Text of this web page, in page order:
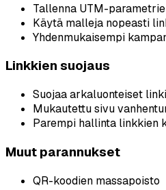
Tallenna UTM-
Käytä malleja nopeasti
Yhdenmukaisempi
Linkkien suojaus
Suojaa arkaluonteiset
Mukautettu sivu
Parempi hallinta linkkien
Muut parannukset
QR-koodien massapoisto